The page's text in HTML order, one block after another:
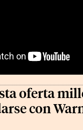
oferta
con